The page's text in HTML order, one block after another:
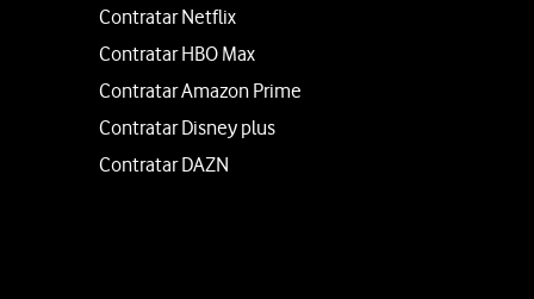
Contratar Netflix
Contratar HBO Max
Contratar Amazon Prime
Contratar Disney plus
Contratar DAZN